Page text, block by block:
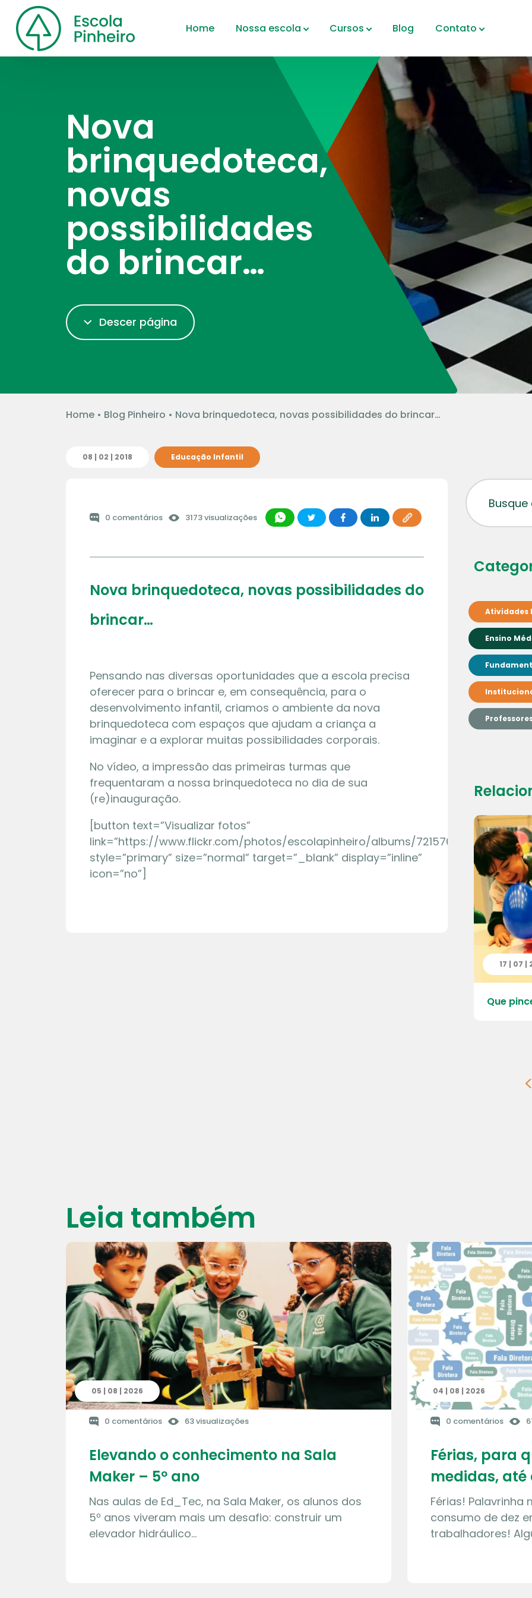
Home Nossa escola Cursos Blog Contato
Nova
brinquedoteca,
novas
possibilidades
do brincar…
Descer página
Home• Blog Pinheiro • Nova brinquedoteca, novas possibilidades do brincar…
08 | 02 | 2018 Educação Infantil
0 comentários 3173 visualizações
Nova brinquedoteca, novas possibilidades do
brincar…
Pensando nas diversas oportunidades que a escola precisa
oferecer para o brincar e, em consequência, para o
desenvolvimento infantil, criamos o ambiente da nova
brinquedoteca com espaços que ajudam a criança a
imaginar e a explorar muitas possibilidades corporais.
No vídeo, a impressão das primeiras turmas que
frequentaram a nossa brinquedoteca no dia de sua
(re)inauguração.
[button text=”Visualizar fotos”
link=”https://www.flickr.com/photos/escolapinheiro/albums/72157665521011628″
style=”primary” size=”normal” target=”_blank” display=”inline”
icon=”no”]
Atividades
Ensino
17 | 07 |
Que
Leia também
05 | 08 | 2026
0 comentários 63 visualizações
Elevando o conhecimento na Sala
Maker – 5º ano
Nas aulas de Ed_Tec, na Sala Maker, os alunos dos
5º anos viveram mais um desafio: construir um
elevador hidráulico…
04 | 08 | 2026
0 comentários
Férias, para
medidas, até
Férias!
consumo de dez
trabalhadores!